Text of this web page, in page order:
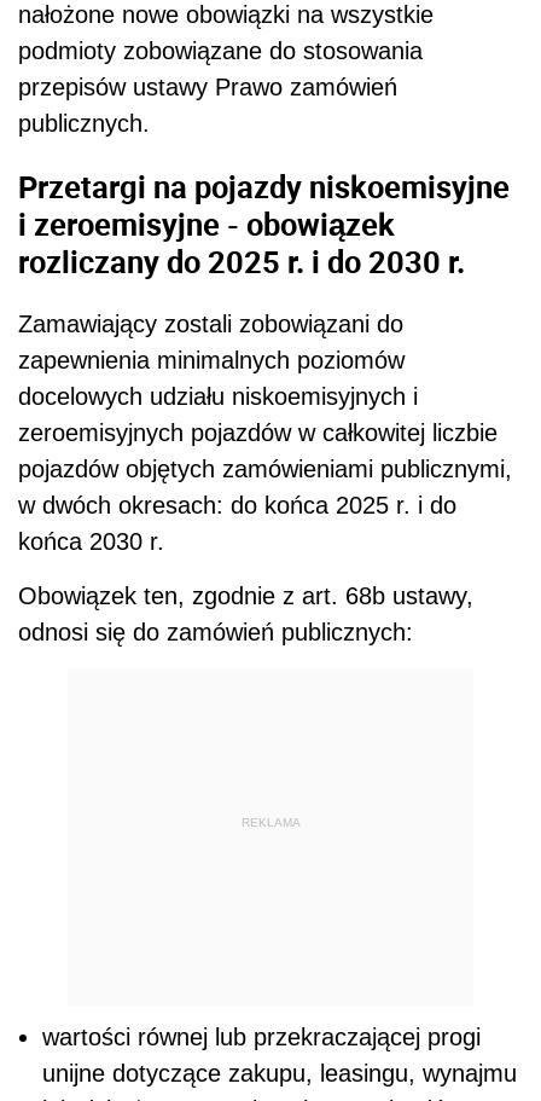
nałożone nowe obowiązki na wszystkie
podmioty zobowiązane do stosowania
przepisów ustawy Prawo zamówień
publicznych.
Przetargi na pojazdy niskoemisyjne
i zeroemisyjne - obowiązek
rozliczany do 2025 r. i do 2030 r.
Zamawiający zostali zobowiązani do
zapewnienia minimalnych poziomów
docelowych udziału niskoemisyjnych i
zeroemisyjnych pojazdów w całkowitej liczbie
pojazdów objętych zamówieniami publicznymi,
w dwóch okresach: do końca 2025 r. i do
końca 2030 r.
Obowiązek ten, zgodnie z art. 68b ustawy,
odnosi się do zamówień publicznych:
REKLAMA
wartości równej lub przekraczającej progi
unijne dotyczące zakupu, leasingu, wynajmu